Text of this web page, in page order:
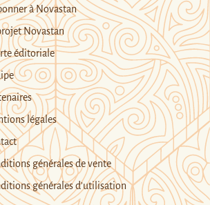
à Novastan
Novastan
éditoriale
légales
générales de vente
générales d’utilisation